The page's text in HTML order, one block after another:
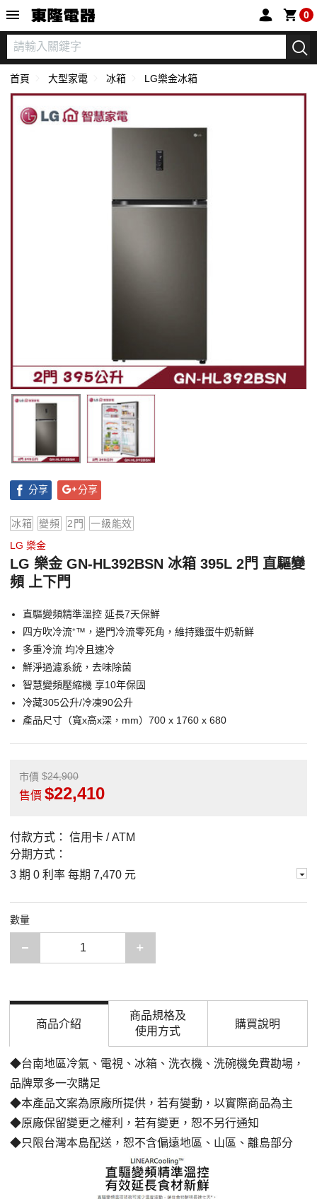
0
首頁 大型家電 冰箱 LG樂金冰箱
分享 分享
冰箱 變頻 2門
一級能效
LG 樂金
LG 樂金 GN-HL392BSN 冰箱 395L 2門 直驅變
頻 上下門
直驅變頻精準溫控 延長7天保鮮
四方吹冷流⁺™，邊門冷流零死角，維持雞蛋牛奶新鮮
多重冷流 均冷且速冷
鮮淨過濾系統，去味除菌
智慧變頻壓縮機 享10年保固
冷藏305公升/冷凍90公升
產品尺寸（寬x高x深，mm）700 x 1760 x 680
市價 24,900
售價 22,410
付款方式：
信用卡 / ATM
分期方式：
3 期 0 利率 每期 7,470 元
數量
減少一項
商品介紹
商品規格及
使用方式
購買說明
◆台南地區冷氣、電視、冰箱、洗衣機、洗碗機免費勘場 ，
品牌眾多一次購足
◆本產品文案為原廠所提供，若有變動，以實際商品為主
◆原廠保留變更之權利，若有變更，恕不另行通知
◆只限台灣本島配送，恕不含偏遠地區、山區、離島部分